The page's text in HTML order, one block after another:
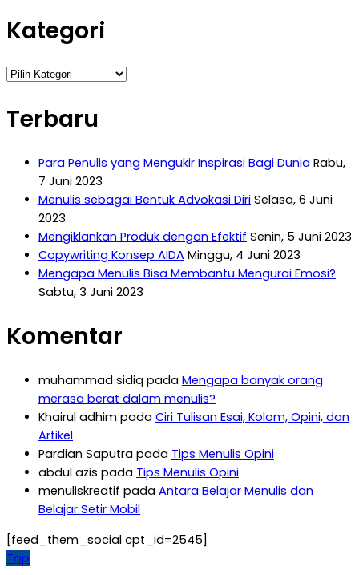
Kategori
Kategori
Terbaru
Para Penulis yang Mengukir Inspirasi Bagi Dunia Rabu,
7 Juni 2023
Menulis sebagai Bentuk Advokasi Diri Selasa, 6 Juni
2023
Mengiklankan Produk dengan Efektif Senin, 5 Juni 2023
Copywriting Konsep AIDA Minggu, 4 Juni 2023
Mengapa Menulis Bisa Membantu Mengurai Emosi?
Sabtu, 3 Juni 2023
Komentar
muhammad sidiq pada Mengapa banyak orang
merasa berat dalam menulis?
Khairul adhim pada Ciri Tulisan Esai, Kolom, Opini, dan
Artikel
Pardian Saputra pada Tips Menulis Opini
abdul azis pada Tips Menulis Opini
menuliskreatif pada Antara Belajar Menulis dan
Belajar Setir Mobil
[feed_them_social cpt_id=2545]
Top